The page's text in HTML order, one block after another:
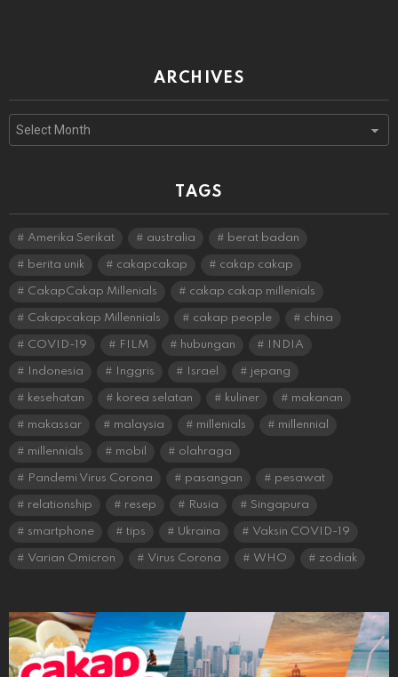
ARCHIVES
TAGS
Amerika Serikat australia berat badan
berita unik cakapcakap cakap cakap
CakapCakap Millenials cakap cakap millenials
Cakapcakap Millennials cakap people china
COVID-19 FILM hubungan INDIA
Indonesia Inggris Israel jepang
kesehatan korea selatan kuliner makanan
makassar malaysia millenials millennial
millennials mobil olahraga
Pandemi Virus Corona pasangan pesawat
relationship resep Rusia Singapura
smartphone tips Ukraina Vaksin COVID-19
Varian Omicron Virus Corona WHO zodiak